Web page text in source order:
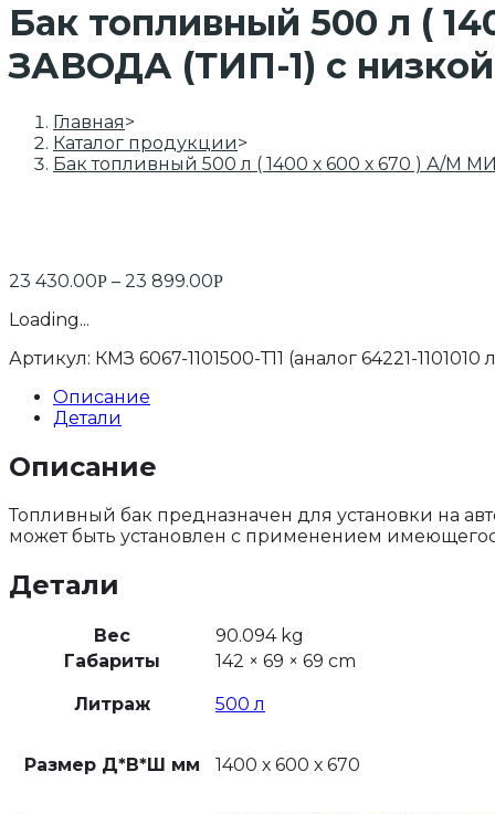
Бак топливный 500 л (
ЗАВОДА (ТИП-1) с
Главная>
Каталог продукции>
Бак топливный 500 л ( 1400 х 600 х 670 ) А/
23 430.00Р – 23 899.00Р
Loading...
Артикул: КМЗ 6067-1101500-Т11 (аналог 64221-
Описание
Детали
Описание
Топливный бак предназначен для установки на
может быть установлен с применением
Детали
Вес
90.094 kg
Габариты
142 × 69 × 69 cm
Литраж 500 л
Размер Д*В*Ш мм 1400 х 600 х 670